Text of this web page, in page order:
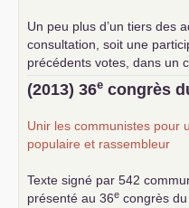
Un peu plus d’un tiers des
consultation, soit une
précédents votes, dans un
... lire la suite
(2013) 36e congrès
Unir les communistes pour
populaire et rassembleur
Texte signé par 542
présenté au 36e congrès du